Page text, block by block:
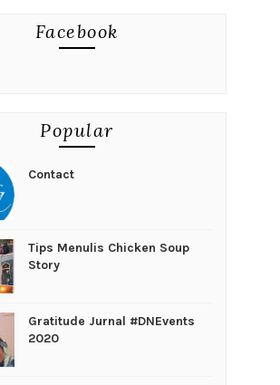
Facebook
Popular
Contact
Tips Menulis Chicken Soup
Story
Gratitude Jurnal #DNEvents
2020